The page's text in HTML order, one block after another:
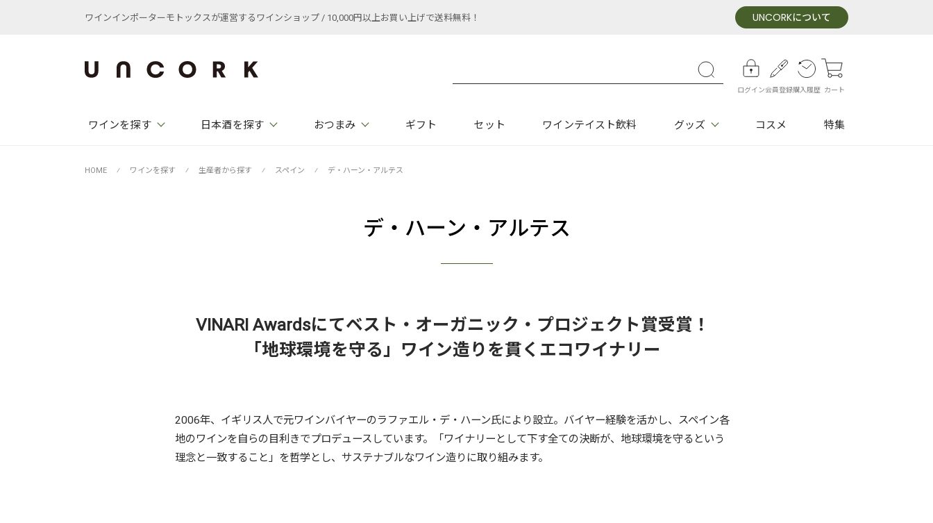
ワインインポーターモトックスが運営するワインショップ / 10,000円以上お買い上げで送料無料！ UNCORKについて
ログイン会員登録購入履歴 カート
ワインを探す 日本酒を探す おつまみ ギフト セット ワインテイスト飲料 グッズ コスメ 特集
HOME ⁄ ワインを探す ⁄ 生産者から探す ⁄ スペイン ⁄ デ・ハーン・アルテス
デ・ハーン・アルテス
VINARI Awardsにてベスト・オーガニック・プロジェクト賞受賞！
「地球環境を守る」ワイン造りを貫くエコワイナリー
2006年、イギリス人で元ワインバイヤーのラファエル・デ・ハーン氏により設立。バイヤー経験を活かし、スペイン各
地のワインを自らの目利きでプロデュースしています。「ワイナリーとして下す全ての決断が、地球環境を守るという
理念と一致すること」を哲学とし、サステナブルなワイン造りに取り組みます。